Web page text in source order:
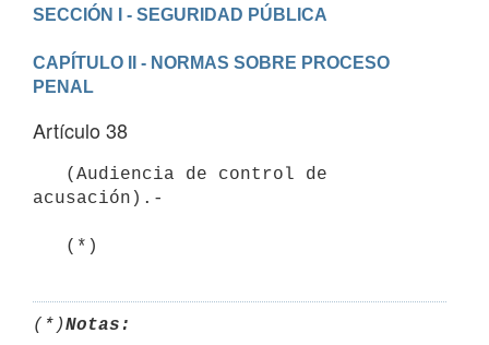
CAPÍTULO II - NORMAS SOBRE PROCESO
PENAL
Artículo 38
acusación).-
   (*)
(*)Notas: